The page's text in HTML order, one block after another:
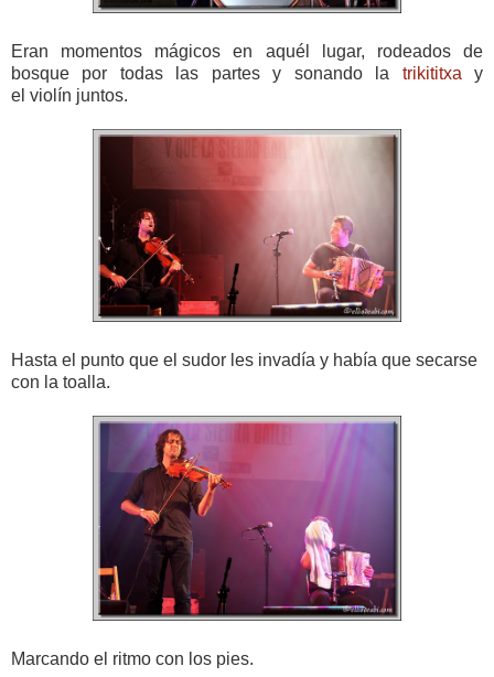
Eran momentos mágicos en aquél lugar, rodeados de
bosque por todas las partes y sonando la trikititxa y
el violín juntos.
Hasta el punto que el sudor les invadía y había que secarse
con la toalla.
Marcando el ritmo con los pies.